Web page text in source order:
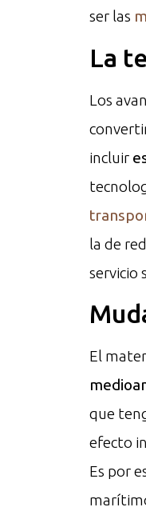
ser las
La
Los
incluir
la de
servicio
El
que
efecto
Es por